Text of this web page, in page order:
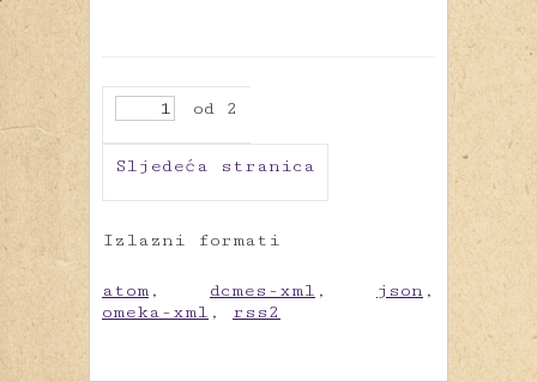
od 2
Sljedeća stranica
Izlazni formati
atom , dcmes-xml , json ,
omeka-xml , rss2